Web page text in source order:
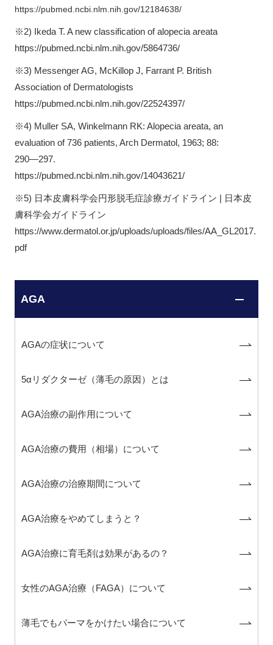
https://pubmed.ncbi.nlm.nih.gov/12184638/
※2) Ikeda T. A new classification of alopecia areata
https://pubmed.ncbi.nlm.nih.gov/5864736/
※3) Messenger AG, McKillop J, Farrant P. British
Association of Dermatologists
https://pubmed.ncbi.nlm.nih.gov/22524397/
※4) Muller SA, Winkelmann RK: Alopecia areata, an
evaluation of 736 patients, Arch Dermatol, 1963; 88:
290―297.
https://pubmed.ncbi.nlm.nih.gov/14043621/
※5) 日本皮膚科学会円形脱毛症診療ガイドライン | 日本皮
膚科学会ガイドライン
https://www.dermatol.or.jp/uploads/uploads/files/AA_GL2017.
pdf
AGA
AGAの症状について
5αリダクターゼ（薄毛の原因）とは
AGA治療の副作用について
AGA治療の費用（相場）について
AGA治療の治療期間について
AGA治療をやめてしまうと？
AGA治療に育毛剤は効果があるの？
女性のAGA治療（FAGA）について
薄毛でもパーマをかけたい場合について